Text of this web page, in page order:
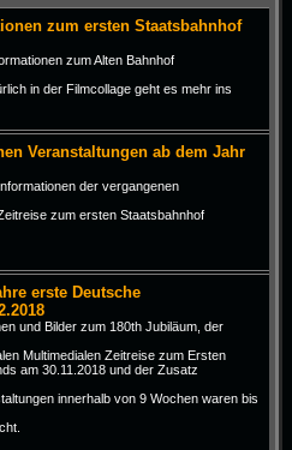
zum ersten Staatsbahnhof
zum Alten Bahnhof
in der Filmcollage geht es mehr ins
Veranstaltungen ab dem Jahr
der vergangenen
zum ersten Staatsbahnhof
erste Deutsche
und Bilder zum 180th Jubiläum, der
Multimedialen Zeitreise zum Ersten
am 30.11.2018 und der Zusatz
innerhalb von 9 Wochen waren bis